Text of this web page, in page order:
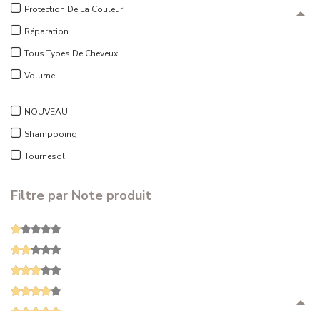
Protection De La Couleur
Réparation
Tous Types De Cheveux
Volume
NOUVEAU
Shampooing
Tournesol
Filtre par Note produit